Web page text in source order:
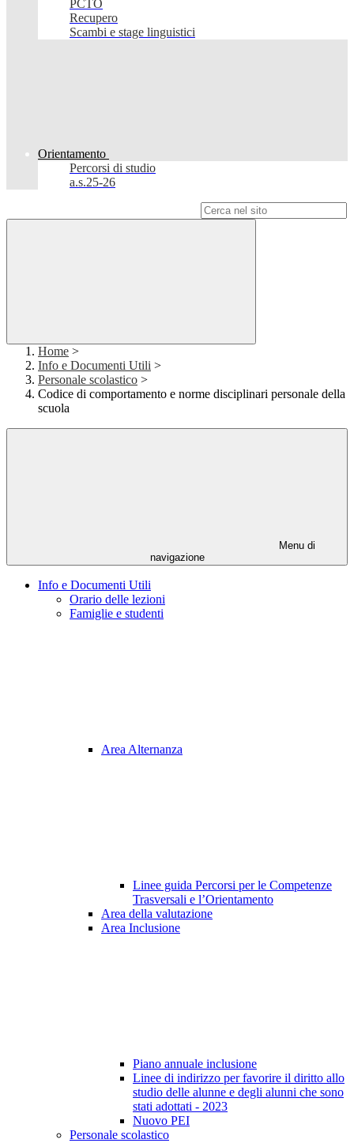
PCTO
Recupero
Scambi e stage linguistici
Orientamento
Percorsi di studio
a.s.25-26
Home >
Info e Documenti Utili >
Personale scolastico >
Codice di comportamento e norme disciplinari personale della
scuola
Menu di
navigazione
Info e Documenti Utili
Orario delle lezioni
Famiglie e studenti
Area Alternanza
Linee guida Percorsi per le Competenze
Trasversali e l’Orientamento
Area della valutazione
Area Inclusione
Piano annuale inclusione
Linee di indirizzo per favorire il diritto allo
studio delle alunne e degli alunni che sono
stati adottati - 2023
Nuovo PEI
Personale scolastico